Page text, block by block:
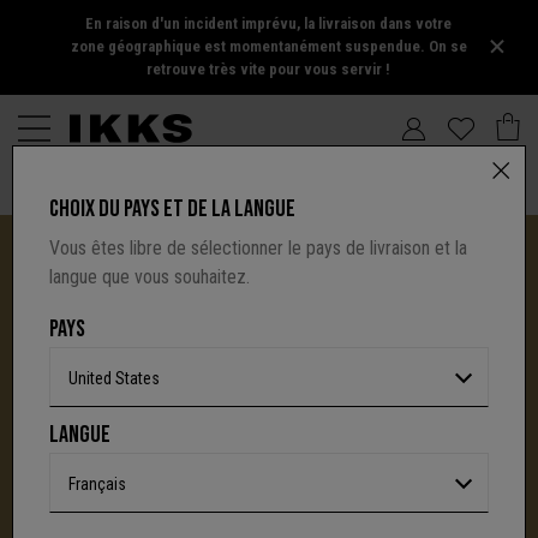
En raison d'un incident imprévu, la livraison dans votre
zone géographique est momentanément suspendue. On se
retrouve très vite pour vous servir !
UNE NOUVELLE PAGE S'ÉCRIT AVEC IKKS
C'est la fin d'une aventure : le site I.Code ferme
définitivement.Mais l'audace, la créativité
CHOIX DU PAYS ET DE LA LANGUE
Vous êtes libre de sélectionner le pays de livraison et la
langue que vous souhaitez.
PAYS
United States
LANGUE
Français